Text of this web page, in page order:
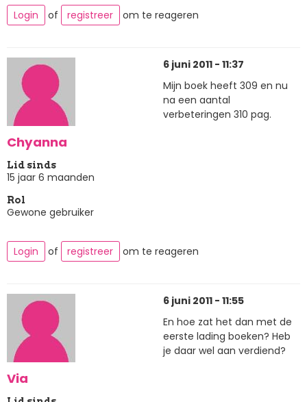
Login of registreer om te reageren
Chyanna
Lid sinds
15 jaar 6 maanden
Rol
Gewone gebruiker
6 juni 2011 - 11:37
Mijn boek heeft 309 en nu
na een aantal
verbeteringen 310 pag.
Login of registreer om te reageren
Via
6 juni 2011 - 11:55
En hoe zat het dan met de
eerste lading boeken? Heb
je daar wel aan verdiend?